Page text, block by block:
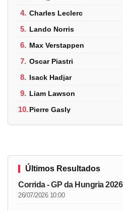
4. Charles Leclerc
5. Lando Norris
6. Max Verstappen
7. Oscar Piastri
8. Isack Hadjar
9. Liam Lawson
10.Pierre Gasly
Últimos Resultados
Corrida - GP da Hungria 2026
26/07/2026 10:00